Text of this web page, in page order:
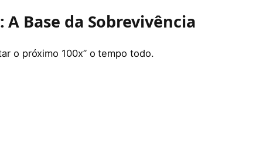
Base da Sobrevivência
o próximo 100x” o tempo todo.